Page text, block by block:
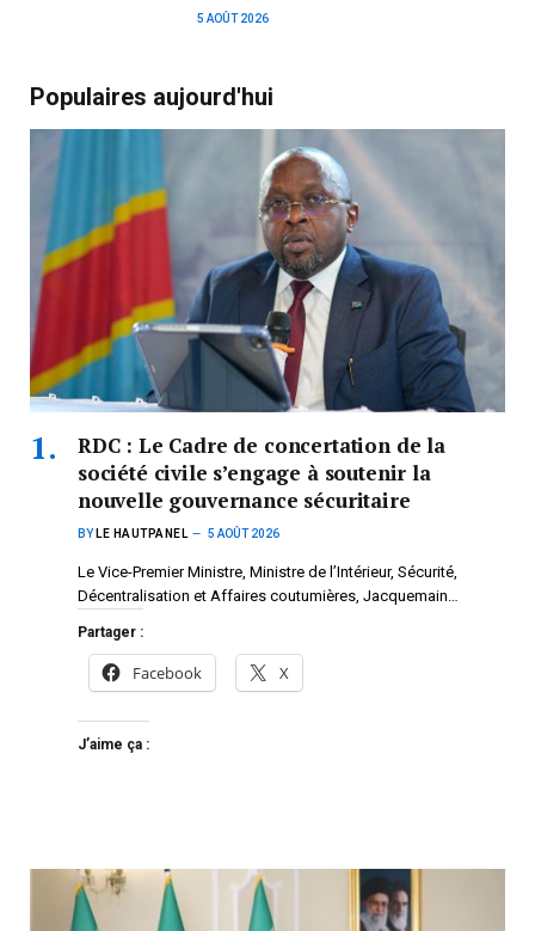
5 AOÛT 2026
Populaires aujourd'hui
RDC : Le Cadre de concertation de la
société civile s’engage à soutenir la
nouvelle gouvernance sécuritaire
BY LE HAUTPANEL 5 AOÛT 2026
Le Vice-Premier Ministre, Ministre de l’Intérieur, Sécurité,
Décentralisation et Affaires coutumières, Jacquemain…
Partager :
Facebook X
J’aime ça :